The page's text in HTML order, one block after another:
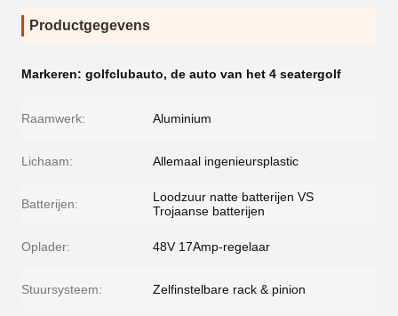
Productgegevens
Markeren: golfclubauto, de auto van het 4 seatergolf
Raamwerk: Aluminium
Lichaam: Allemaal ingenieursplastic
Batterijen:
Loodzuur natte batterijen VS
Trojaanse batterijen
Oplader: 48V 17Amp-regelaar
Stuursysteem: Zelfinstelbare rack & pinion